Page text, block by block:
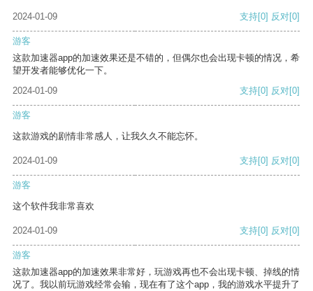
2024-01-09 支持[0] 反对[0]
游客
这款加速器app的加速效果还是不错的，但偶尔也会出现卡顿的情况，希
望开发者能够优化一下。
2024-01-09
支持[0] 反对[0]
游客
这款游戏的剧情非常感人，让我久久不能忘怀。
2024-01-09 支持[0] 反对[0]
游客
这个软件我非常喜欢
2024-01-09 支持[0] 反对[0]
游客
这款加速器app的加速效果非常好，玩游戏再也不会出现卡顿、掉线的情
况了。我以前玩游戏经常会输，现在有了这个app，我的游戏水平提升了